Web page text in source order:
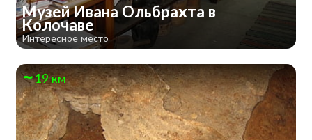
Музей Ивана Ольбрахта в
Колочаве
Интересное место
19 км